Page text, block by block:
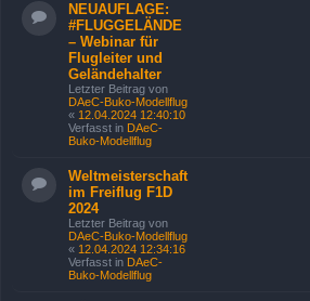
NEUAUFLAGE:
#FLUGGELÄNDE
– Webinar für
Flugleiter und
Geländehalter
Letzter Beitrag von
DAeC-Buko-Modellflug
« 12.04.2024 12:40:10
Verfasst in DAeC-
Buko-Modellflug
Weltmeisterschaft
im Freiflug F1D
2024
Letzter Beitrag von
DAeC-Buko-Modellflug
« 12.04.2024 12:34:16
Verfasst in DAeC-
Buko-Modellflug